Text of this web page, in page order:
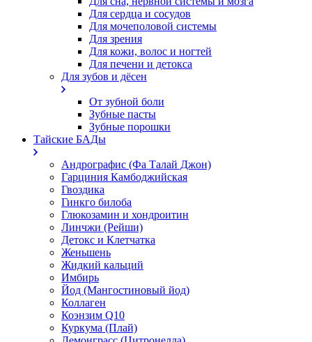
Для сердца и сосудов
Для мочеполовой системы
Для зрения
Для кожи, волос и ногтей
Для печени и детокса
Для зубов и дёсен
От зубной боли
Зубные пасты
Зубные порошки
Тайские БАДы
Андрографис (Фа Талай Джон)
Гарциния Камбоджийская
Гвоздика
Гинкго билоба
Глюкозамин и хондроитин
Линчжи (Рейши)
Детокс и Клетчатка
Женьшень
Жидкий кальций
Имбирь
Йод (Мангостиновый йод)
Коллаген
Коэнзим Q10
Куркума (Плай)